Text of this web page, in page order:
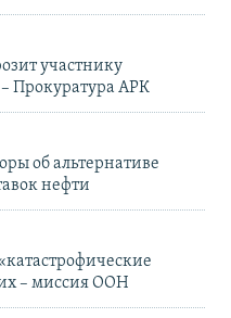
участнику
Прокуратура АРК
об альтернативе
нефти
– миссия ООН